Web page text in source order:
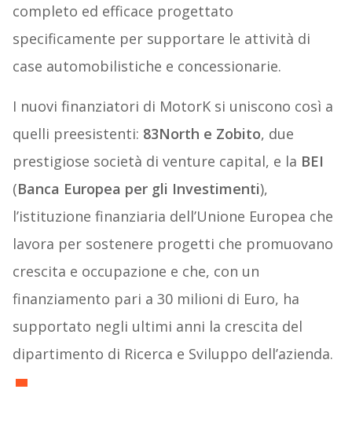
completo ed efficace progettato
specificamente per supportare le attività di
case automobilistiche e concessionarie.
I nuovi finanziatori di MotorK si uniscono così a
quelli preesistenti: 83North e Zobito, due
prestigiose società di venture capital, e la BEI
(Banca Europea per gli Investimenti),
l’istituzione finanziaria dell’Unione Europea che
lavora per sostenere progetti che promuovano
crescita e occupazione e che, con un
finanziamento pari a 30 milioni di Euro, ha
supportato negli ultimi anni la crescita del
dipartimento di Ricerca e Sviluppo dell’azienda.